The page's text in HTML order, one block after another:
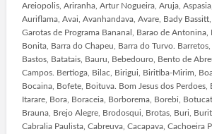
Areiopolis, Ariranha, Artur Nogueira, Aruja,
Auriflama, Avai, Avanhandava, Avare, Bady
Garotas de Programa Bananal, Barao de Antonina,
Bonita, Barra do Chapeu, Barra do Turvo. Barretos,
Bastos, Batatais, Bauru, Bebedouro, Bento de
Campos. Bertioga, Bilac, Birigui, Biritiba-Mirim, Boa
Bocaina, Bofete, Boituva. Bom Jesus dos Perdoes,
Itarare, Bora, Boraceia, Borborema, Borebi,
Brauna, Brejo Alegre, Brodosqui, Brotas, Buri,
Cabralia Paulista, Cabreuva, Cacapava, Cachoeira